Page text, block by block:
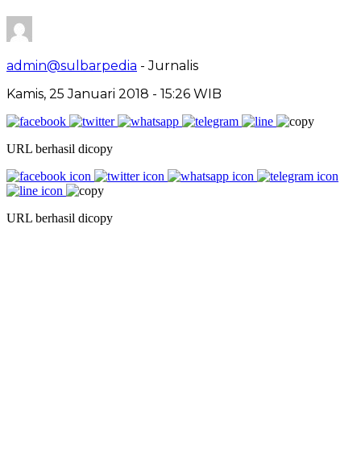
admin@sulbarpedia - Jurnalis
Kamis, 25 Januari 2018 - 15:26 WIB
URL berhasil dicopy
URL berhasil dicopy